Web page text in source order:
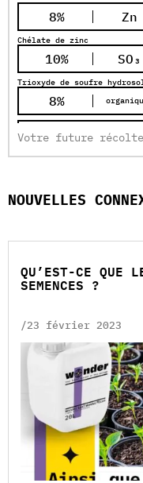
8% Zn
Chélate de zinc
10% SO₃
Trioxyde de soufre
8%
1,33 Densité
(kg/l)
Votre future
NOUVELLES
QU’EST-CE QUE
SEMENCES ?
/23 février 2023